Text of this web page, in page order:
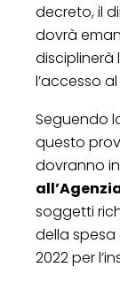
decreto, il
dovrà
disciplinerà
l’accesso
Seguendo
questo
dovranno
soggetti
della spesa
2022 per